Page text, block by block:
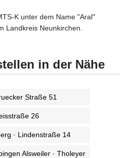
K unter dem Name "Aral"
Landkreis Neunkirchen.
in der Nähe
Straße 51
26
· Lindenstraße 14
Alsweiler · Tholeyer